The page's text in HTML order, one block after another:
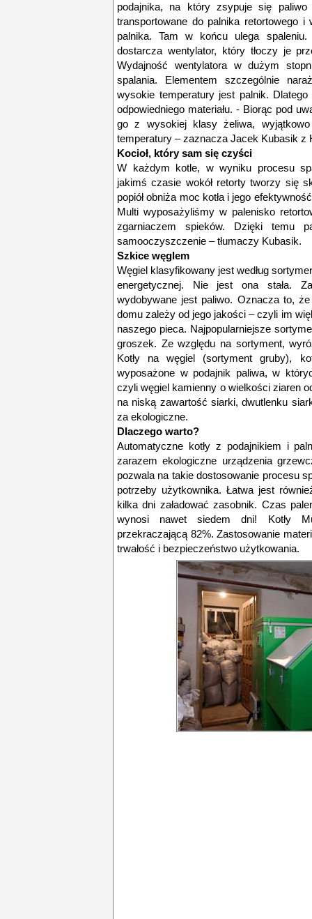
podajnika, na który zsypuje się
transportowane do palnika retortowego
palnika. Tam w końcu ulega
dostarcza wentylator, który tłoczy je
Wydajność wentylatora w dużym
spalania. Elementem szczególnie
wysokie temperatury jest palnik.
odpowiedniego materiału. - Biorąc pod
go z wysokiej klasy żeliwa,
temperatury – zaznacza Jacek Kubasik z
Kocioł, który sam się czyści
W każdym kotle, w wyniku procesu
jakimś czasie wokół retorty tworzy się
popiół obniża moc kotła i jego
Multi wyposażyliśmy w palenisko
zgarniaczem spieków. Dzięki temu
samooczyszczenie – tłumaczy Kubasik.
Szkice węglem
Węgiel klasyfikowany jest według
energetycznej. Nie jest ona stała.
wydobywane jest paliwo. Oznacza to,
domu zależy od jego jakości – czyli im
naszego pieca. Najpopularniejsze
groszek. Ze względu na sortyment,
Kotły na węgiel (sortyment gruby),
wyposażone w podajnik paliwa, w
czyli węgiel kamienny o wielkości ziaren
na niską zawartość siarki, dwutlenku
za ekologiczne.
Dlaczego warto?
Automatyczne kotły z podajnikiem i
zarazem ekologiczne urządzenia
pozwala na takie dostosowanie procesu
potrzeby użytkownika. Łatwa jest
kilka dni załadować zasobnik. Czas
wynosi nawet siedem dni! Kotły
przekraczającą 82%. Zastosowanie
trwałość i bezpieczeństwo użytkowania.